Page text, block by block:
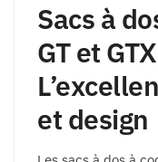
Sacs à
GT et
et design